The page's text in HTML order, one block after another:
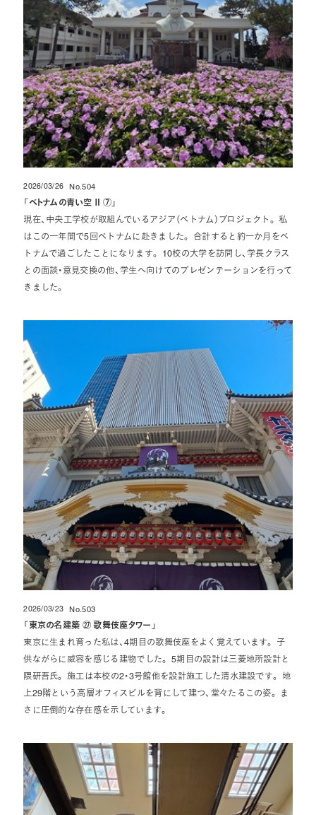
「 ベトナムの青い空 Ⅱ ⑦ 」
現在、中央工学校が取組んでいるアジア（ベトナム）プロジェクト。 私
はこの一年間で5回ベトナムに赴きました。 合計すると約一か月をベ
トナムで過ごしたことになります。 10校の大学を訪問し、学長クラス
との面談・意見交換の他、学生へ向けてのプレゼンテーションを行って
きました。
2026/03/26 No.504
「 東京の名建築 ㉗ 歌舞伎座タワー 」
東京に生まれ育った私は、4期目の歌舞伎座をよく覚えています。 子
供ながらに威容を感じる建物でした。 5期目の設計は三菱地所設計と
隈研吾氏。 施工は本校の2・3号館他を設計施工した清水建設です。 地
上29階という高層オフィスビルを背にして建つ、堂々たるこの姿。 ま
さに圧倒的な存在感を示しています。
2026/03/23 No.503